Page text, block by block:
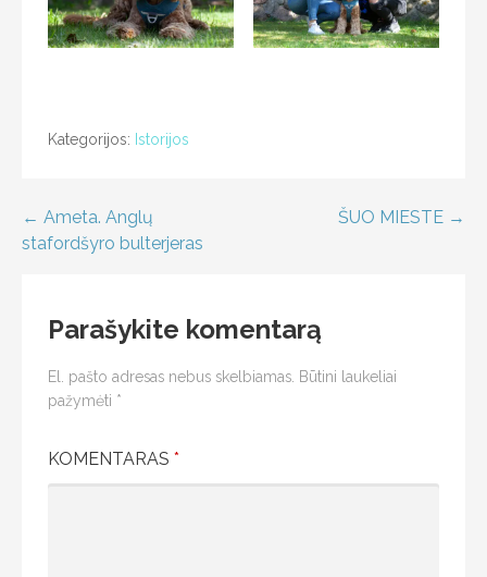
Kategorijos: Istorijos
← Ameta. Anglų
stafordšyro bulterjeras
ŠUO MIESTE →
Parašykite komentarą
El. pašto adresas nebus skelbiamas. Būtini laukeliai
pažymėti *
KOMENTARAS *